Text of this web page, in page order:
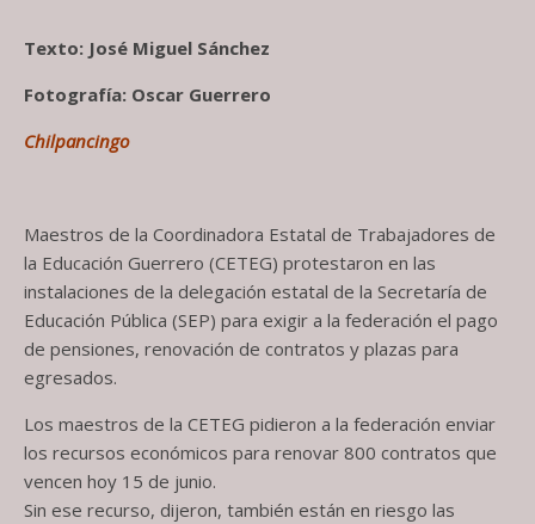
Texto: José Miguel Sánchez
Fotografía: Oscar Guerrero
Chilpancingo
Maestros de la Coordinadora Estatal de Trabajadores de
la Educación Guerrero (CETEG) protestaron en las
instalaciones de la delegación estatal de la Secretaría de
Educación Pública (SEP) para exigir a la federación el pago
de pensiones, renovación de contratos y plazas para
egresados.
Los maestros de la CETEG pidieron a la federación enviar
los recursos económicos para renovar 800 contratos que
vencen hoy 15 de junio.
Sin ese recurso, dijeron, también están en riesgo las